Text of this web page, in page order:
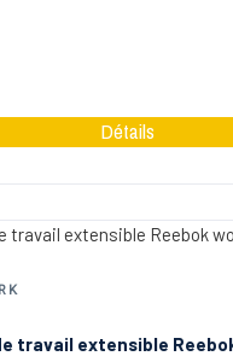
travail extensible